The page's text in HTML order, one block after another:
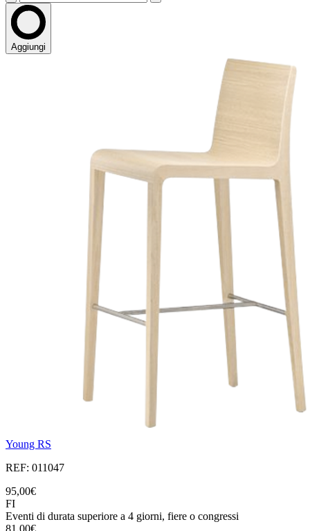
Aggiungi
Young RS
REF: 011047
95,00€
FI
Eventi di durata superiore a 4 giorni, fiere o congressi